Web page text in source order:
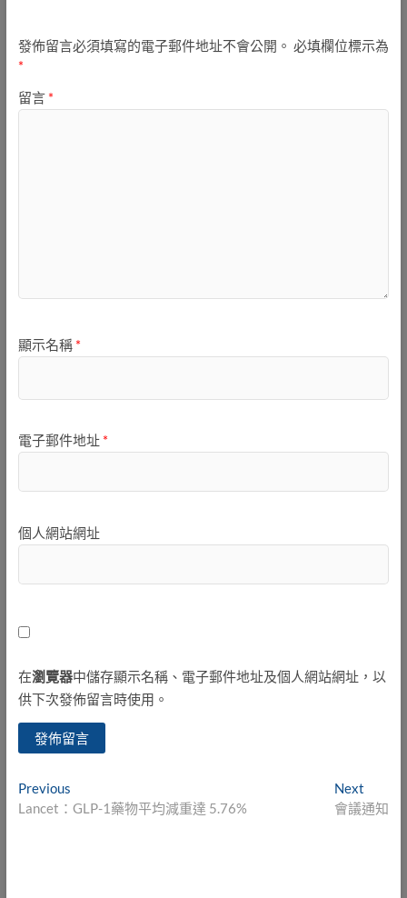
發佈留言必須填寫的電子郵件地址不會公開。 必填欄位標示為
*
留言 *
顯示名稱 *
電子郵件地址 *
個人網站網址
在瀏覽器中儲存顯示名稱、電子郵件地址及個人網站網址，以
供下次發佈留言時使用。
文
章
PreviousPrevious
post:
Lancet：GLP-1藥物平均減重達 5.76%
Next
post:
會議通知